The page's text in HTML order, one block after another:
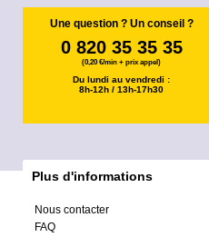
Une question ? Un conseil ?
0 820 35 35 35
(0,20 €/min + prix appel)
Du lundi au vendredi :
8h-12h / 13h-17h30
Plus d'informations
Nous contacter
FAQ